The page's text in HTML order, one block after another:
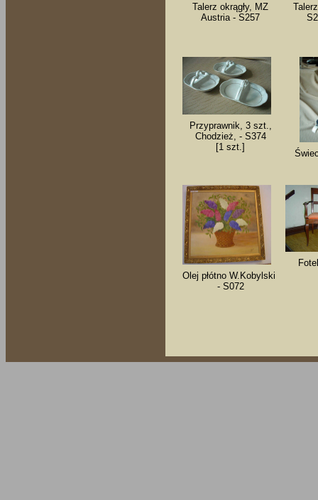
Talerz okrągły, MZ
Austria - S257
Przyprawnik, 3 szt.,
Chodzież, - S374
[1 szt.]
Olej płótno W.Kobylski
- S072